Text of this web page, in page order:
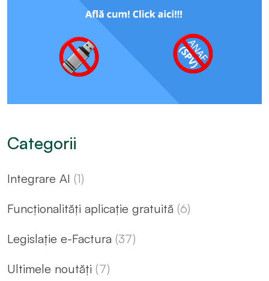
Categorii
Integrare AI (1)
Funcționalități aplicație gratuită (6)
Legislație e-Factura (37)
Ultimele noutăți (7)